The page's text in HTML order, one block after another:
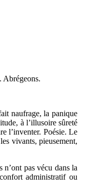
Abrégeons.
naufrage, la panique
à l’illusoire sûreté
l’inventer. Poésie. Le
vivants, pieusement,
n’ont pas vécu dans la
administratif ou